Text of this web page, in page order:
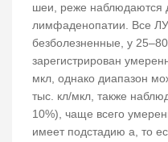
шеи, реже наблюдаются
лимфаденопатии. Все
безболезненные, у
зарегистрирован
мкл, однако диапазон
тыс. кл/мкл, также
10%), чаще всего
имеет подстадию a, то